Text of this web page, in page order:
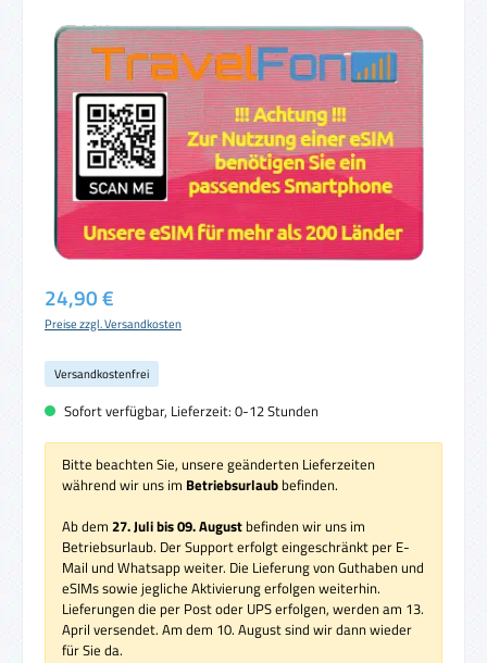
Bildergalerie überspringen
Regulärer Preis:
24,90 €
Preise zzgl. Versandkosten
Versandkostenfrei
Sofort verfügbar, Lieferzeit: 0-12 Stunden
Bitte beachten Sie, unsere geänderten Lieferzeiten
während wir uns im Betriebsurlaub befinden.
Ab dem 27. Juli bis 09. August befinden wir uns im
Betriebsurlaub. Der Support erfolgt eingeschränkt per E-
Mail und Whatsapp weiter. Die Lieferung von Guthaben und
eSIMs sowie jegliche Aktivierung erfolgen weiterhin.
Lieferungen die per Post oder UPS erfolgen, werden am 13.
April versendet. Am dem 10. August sind wir dann wieder
für Sie da.